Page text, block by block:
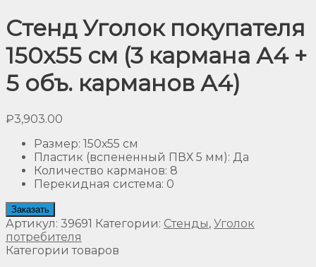
Стенд Уголок покупателя
150х55 см (3 кармана А4 +
5 объ. карманов А4)
₽3,903.00
Размер: 150х55 см
Пластик (вспененный ПВХ 5 мм): Да
Количество карманов: 8
Перекидная система: 0
Заказать
Артикул: 39691 Категории: Стенды, Уголок
потребителя
Категории товаров